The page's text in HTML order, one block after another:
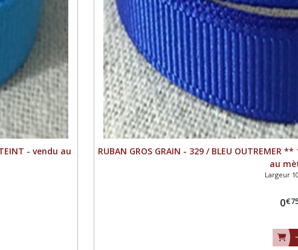
- vendu au
RUBAN GROS GRAIN - 329 / BLEU OUTREMER
au
Largeur
0€